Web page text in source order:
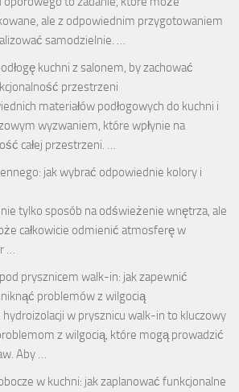
ale z odpowiednim przygotowaniem
samodzielnie. …
kuchni z salonem, by zachować
przestrzeni
materiałów podłogowych do kuchni i
wyzwaniem, które wpłynie na
całej przestrzeni. …
jak wybrać odpowiednie kolory i
tylko sposób na odświeżenie wnętrza, ale
całkowicie odmienić atmosferę w
…
prysznicem walk-in: jak zapewnić
problemów z wilgocią
w prysznicu walk-in to kluczowy
z wilgocią, które mogą prowadzić
Aby …
w kuchni: jak zaplanować funkcjonalne